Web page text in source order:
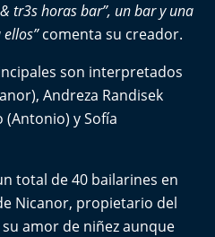
tr3s horas bar”, un bar y una
comenta su creador.
son interpretados
Andreza Randisek
(Antonio) y Sofía
total de 40 bailarines en
Nicanor, propietario del
amor de niñez aunque